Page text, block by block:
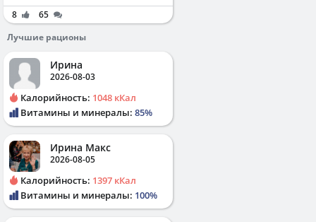
8
65
Лучшие рационы
Ирина
2026-08-03
Калорийность: 1048 кКал
Витамины и минералы: 85%
Ирина Макс
2026-08-05
Калорийность: 1397 кКал
Витамины и минералы: 100%